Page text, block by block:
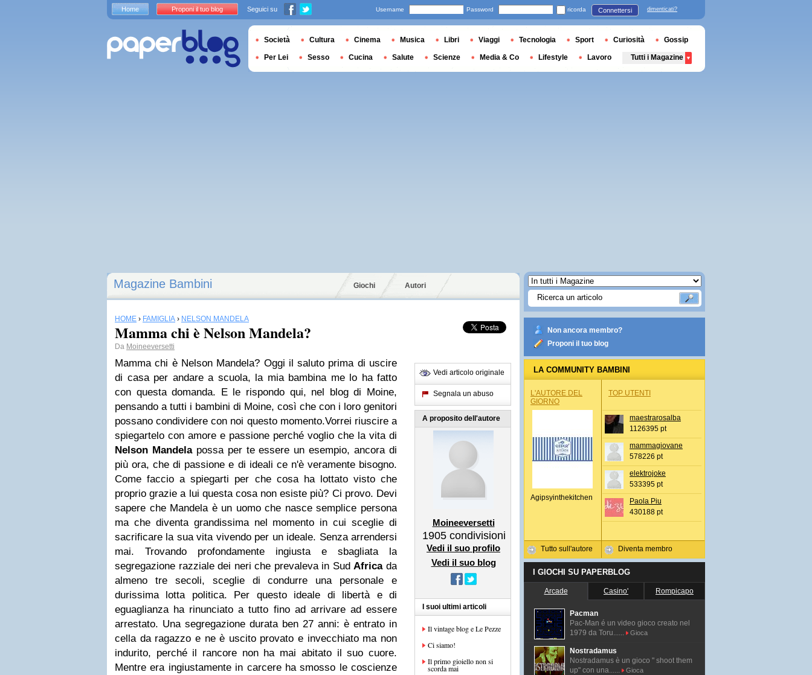
Magazine Bambini Giochi Autori
HOME › FAMIGLIA › NELSON MANDELA
Mamma chi è Nelson Mandela?
Da Moineeversetti
Mamma chi è Nelson Mandela? Oggi il saluto prima di uscire
di casa per andare a scuola, la mia bambina me lo ha fatto
con questa domanda. E le rispondo qui, nel blog di Moine,
pensando a tutti i bambini di Moine, così che con i loro genitori
possano condividere con noi questo momento.Vorrei riuscire a
spiegartelo con amore e passione perché voglio che la vita di
Nelson Mandelapossa per te essere un esempio, ancora di
più ora, che di passione e di ideali ce n'è veramente bisogno.
Come faccio a spiegarti per che cosa ha lottato visto che
proprio grazie a lui questa cosa non esiste più? Ci provo. Devi
sapere che Mandela è un uomo che nasce semplice persona
ma che diventa grandissima nel momento in cui sceglie di
sacrificare la sua vita vivendo per un ideale. Senza arrendersi
mai. Trovando profondamente ingiusta e sbagliata la
segregazione razziale dei neri che prevaleva in SudAfricada
almeno tre secoli, sceglie di condurre una personale e
durissima lotta politica. Per questo ideale di libertà e di
eguaglianza ha rinunciato a tutto fino ad arrivare ad essere
arrestato. Una segregazione durata ben 27 anni: è entrato in
cella da ragazzo e ne è uscito provato e invecchiato ma non
indurito, perché il rancore non ha mai abitato il suo cuore.
Mentre era ingiustamente in carcere ha smosso le coscienze
Vedi articolo originale
Segnala un abuso
A proposito dell'autore
Moineeversetti
1905 condivisioni
Vedi il suo profilo
Vedi il suo blog
I suoi ultimi articoli
Il vintage blog e Le Pezze
Ci siamo!
Il primo gioiello non si
scorda mai
Non ancora membro?
Proponi il tuo blog
LA COMMUNITY BAMBINI
L'AUTORE DEL
GIORNO
Agipsyinthekitchen
Tutto sull'autore
TOP UTENTI
maestrarosalba
1126395 pt
mammagiovane
578226 pt
elektrojoke
533395 pt
Paola Piu
430188 pt
Diventa membro
I GIOCHI SU PAPERBLOG
Arcade Casino' Rompicapo
Pacman
Pac-Man é un video gioco creato nel
1979 da Toru......
Gioca
Nostradamus
Nostradamus è un gioco " shoot them
up" con una......
Gioca
Home Proponi il tuo blog Seguici su Username Password ricorda Connettersi dimenticati?
Società Cultura Cinema Musica Libri Viaggi Tecnologia Sport Curiosità Gossip
Per Lei Sesso Cucina Salute Scienze Media & Co Lifestyle Lavoro Tutti i Magazine